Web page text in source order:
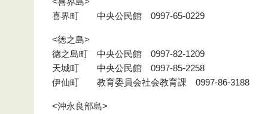
喜界町 中央公民館 0997-65-0229
<徳之島>
徳之島町 中央公民館 0997-82-1209
天城町 中央公民館 0997-85-2258
伊仙町 教育委員会社会教育課 0997-86-3188
<沖永良部島>